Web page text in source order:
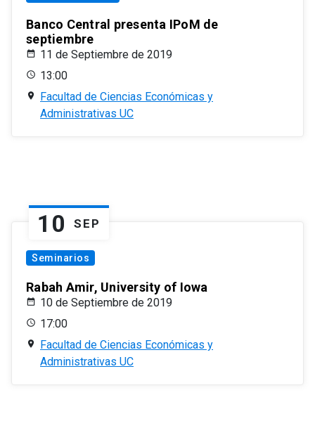
Banco Central presenta IPoM de
septiembre
11 de Septiembre de 2019
13:00
Facultad de Ciencias Económicas y
Administrativas UC
10 SEP
Seminarios
Rabah Amir, University of Iowa
10 de Septiembre de 2019
17:00
Facultad de Ciencias Económicas y
Administrativas UC